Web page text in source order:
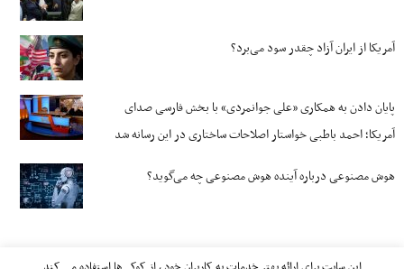
آمریکا از ایران آزاد چقدر سود می‌برد؟
پایان دادن به همکاری «علی جوانمردی» با بخش فارسی صدای
آمریکا؛ احمد باطبی خواستار اصلاحات ساختاری در این رسانه شد
هوش مصنوعی درباره آینده هوش مصنوعی چه می‌گوید؟